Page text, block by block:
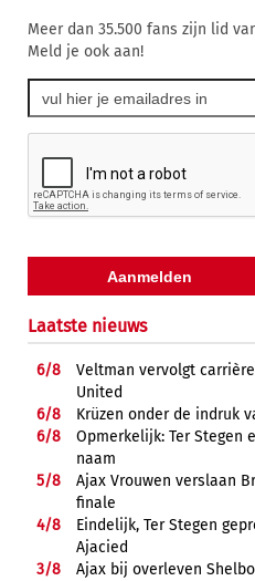
Meer dan 35.500 fans zijn lid
Meld je ook aan!
Laatste nieuws
6/8
Veltman vervolgt
United
6/8
Krüzen onder de indruk
6/8
Opmerkelijk: Ter Stegen
naam
5/8
Ajax Vrouwen verslaan
finale
4/8
Eindelijk, Ter Stegen
Ajacied
3/8
Ajax bij overleven